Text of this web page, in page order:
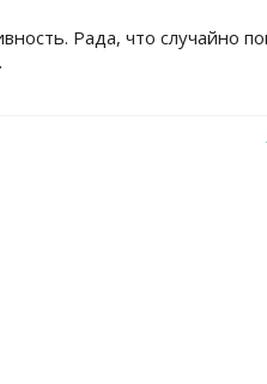
Рада, что случайно